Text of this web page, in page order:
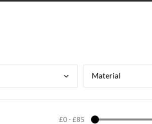
Material
£0- £85